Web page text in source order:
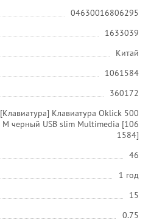
04630016806295
1633039
Китай
1061584
360172
[Клавиатура] Клавиатура Oklick 500
M черный USB slim Multimedia [106
1584]
46
1 год
15
0.75